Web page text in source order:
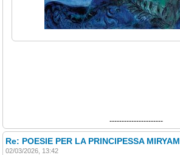
----------------------
Re: POESIE PER LA PRINCIPESSA MIRYAM
02/03/2026, 13:42